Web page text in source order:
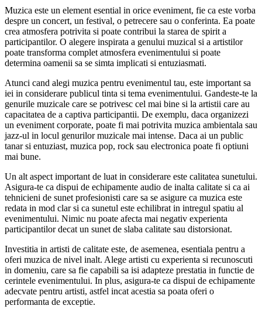
Muzica este un element esential in orice eveniment, fie ca este vorba
despre un concert, un festival, o petrecere sau o conferinta. Ea poate
crea atmosfera potrivita si poate contribui la starea de spirit a
participantilor. O alegere inspirata a genului muzical si a artistilor
poate transforma complet atmosfera evenimentului si poate
determina oamenii sa se simta implicati si entuziasmati.
Atunci cand alegi muzica pentru evenimentul tau, este important sa
iei in considerare publicul tinta si tema evenimentului. Gandeste-te la
genurile muzicale care se potrivesc cel mai bine si la artistii care au
capacitatea de a captiva participantii. De exemplu, daca organizezi
un eveniment corporate, poate fi mai potrivita muzica ambientala sau
jazz-ul in locul genurilor muzicale mai intense. Daca ai un public
tanar si entuziast, muzica pop, rock sau electronica poate fi optiuni
mai bune.
Un alt aspect important de luat in considerare este calitatea sunetului.
Asigura-te ca dispui de echipamente audio de inalta calitate si ca ai
tehnicieni de sunet profesionisti care sa se asigure ca muzica este
redata in mod clar si ca sunetul este echilibrat in intregul spatiu al
evenimentului. Nimic nu poate afecta mai negativ experienta
participantilor decat un sunet de slaba calitate sau distorsionat.
Investitia in artisti de calitate este, de asemenea, esentiala pentru a
oferi muzica de nivel inalt. Alege artisti cu experienta si recunoscuti
in domeniu, care sa fie capabili sa isi adapteze prestatia in functie de
cerintele evenimentului. In plus, asigura-te ca dispui de echipamente
adecvate pentru artisti, astfel incat acestia sa poata oferi o
performanta de exceptie.